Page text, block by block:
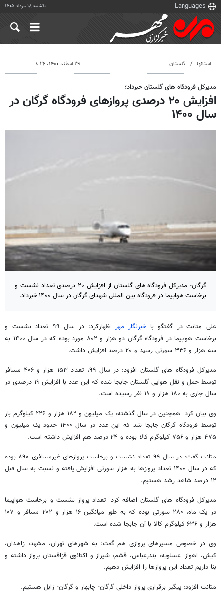
یکشنبه ۱۸ مرداد ۱۴۰۵
استانها گلستان ۲۹ اسفند ۱۴۰۰، ۸:۲۶
مدیرکل فرودگاه های گلستان خبرداد؛
افزایش ۲۰ درصدی پروازهای فرودگاه گرگان در
سال ۱۴۰۰
گرگان- مدیرکل فرودگاه های گلستان از افزایش ۲۰ درصدی تعداد نشست و
برخاست هواپیما در فرودگاه بین المللی شهدای گرگان در سال ۱۴۰۰ خبرداد.
علی متانت در گفتگو با خبرنگار مهر
اظهارکرد: در سال ۹۹ تعداد نشست و
برخاست هواپیما در فرودگاه گرگان دو هزار و ۸۰۲ مورد بوده که در سال ۱۴۰۰ به
سه هزار و ۳۳۶ سورتی رسید و ۲۰ درصد افزایش داشت.
مدیرکل فرودگاه های گلستان افزود: در سال ۹۹، تعداد ۱۵۳ هزار و ۴۰۶ مسافر
توسط حمل و نقل هوایی گلستان جابجا شده که این عدد با افزایش ۱۹ درصدی در
سال جاری به ۱۸۰ هزار و ۱۸ نفر رسیده است.
وی بیان کرد: همچنین در سال گذشته، یک میلیون و ۱۸۲ هزار و ۲۲۶ کیلوگرم بار
توسط فرودگاه گرگان جابجا شد که این عدد در سال ۱۴۰۰ حدود یک میلیون و
۴۷۵ هزار و ۷۵۶ کیلوگرم کالا بوده و ۲۴ درصد هم افزایش داشته است.
متانت گفت: در سال ۹۹ تعداد نشست و برخاست پروازهای غیرمسافری ۸۹۰ بوده
که در سال ۱۴۰۰ تعداد پروازها به هزار سورتی افزایش یافته و نسبت به سال قبل
۱۲ درصد شاهد رشد هستیم.
مدیرکل فرودگاه های گلستان اضافه کرد: تعداد پرواز نشست و برخاست هواپیما
در یک ماه، ۲۸۰ سورتی بوده که به طور میانگین ۱۶ هزار و ۲۰۲ مسافر و ۱۰۷
هزار و ۶۳۶ کیلوگرم کالا با آن جابجا شده است.
وی در خصوص مسیرهای پروازی هم گفت: به شهرهای تهران، مشهد، زاهدان،
کیش، اهواز، عسلویه، بندرعباس، قشم، شیراز و اکتائوی قزاقستان پرواز داشته و
بنا داریم تعداد این پروازها را افزایش دهیم.
متانت افزود: پیگیر برقراری پرواز داخلی گرگان- چابهار و گرگان- زابل هستیم.